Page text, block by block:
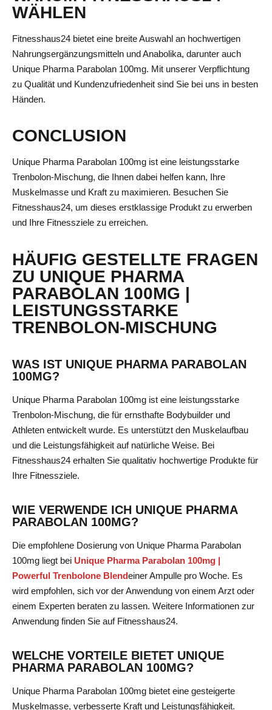
WÄHLEN
Fitnesshaus24 bietet eine breite Auswahl an hochwertigen
Nahrungsergänzungsmitteln und Anabolika, darunter auch
Unique Pharma Parabolan 100mg. Mit unserer Verpflichtung
zu Qualität und Kundenzufriedenheit sind Sie bei uns in besten
Händen.
CONCLUSION
Unique Pharma Parabolan 100mg ist eine leistungsstarke
Trenbolon-Mischung, die Ihnen dabei helfen kann, Ihre
Muskelmasse und Kraft zu maximieren. Besuchen Sie
Fitnesshaus24, um dieses erstklassige Produkt zu erwerben
und Ihre Fitnessziele zu erreichen.
HÄUFIG GESTELLTE FRAGEN
ZU UNIQUE PHARMA
PARABOLAN 100MG |
LEISTUNGSSTARKE
TRENBOLON-MISCHUNG
WAS IST UNIQUE PHARMA PARABOLAN
100MG?
Unique Pharma Parabolan 100mg ist eine leistungsstarke
Trenbolon-Mischung, die für ernsthafte Bodybuilder und
Athleten entwickelt wurde. Es unterstützt den Muskelaufbau
und die Leistungsfähigkeit auf natürliche Weise. Bei
Fitnesshaus24 erhalten Sie qualitativ hochwertige Produkte für
Ihre Fitnessziele.
WIE VERWENDE ICH UNIQUE PHARMA
PARABOLAN 100MG?
Die empfohlene Dosierung von Unique Pharma Parabolan
100mg liegt bei Unique Pharma Parabolan 100mg |
Powerful Trenbolone Blendeiner Ampulle pro Woche. Es
wird empfohlen, sich vor der Anwendung von einem Arzt oder
einem Experten beraten zu lassen. Weitere Informationen zur
Anwendung finden Sie auf Fitnesshaus24.
WELCHE VORTEILE BIETET UNIQUE
PHARMA PARABOLAN 100MG?
Unique Pharma Parabolan 100mg bietet eine gesteigerte
Muskelmasse, verbesserte Kraft und Leistungsfähigkeit.